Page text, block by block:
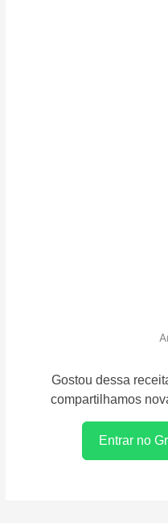
Gostou dessa
compartilhamos
Entrar no